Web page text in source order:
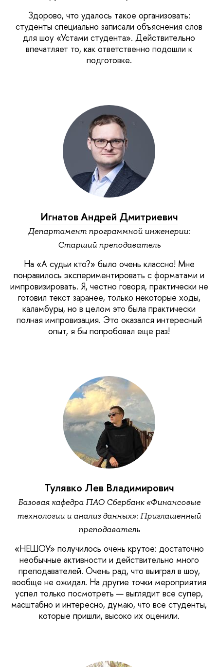
Здорово, что удалось такое организовать:
студенты специально записали объяснения слов
для шоу «Устами студента». Действительно
впечатляет то, как ответственно подошли к
подготовке.
Игнатов Андрей Дмитриевич
Департамент программной инженерии:
Старший преподаватель
На «А судьи кто?» было очень классно! Мне
понравилось экспериментировать с форматами и
импровизировать. Я, честно говоря, практически не
готовил текст заранее, только некоторые ходы,
каламбуры, но в целом это была практически
полная импровизация. Это оказался интересный
опыт, я бы попробовал еще раз!
Тулявко Лев Владимирович
Базовая кафедра ПАО Сбербанк «Финансовые
технологии и анализ данных»: Приглашенный
преподаватель
«НЕШОУ» получилось очень крутое: достаточно
необычные активности и действительно много
преподавателей. Очень рад, что выиграл в шоу,
вообще не ожидал. На другие точки мероприятия
успел только посмотреть — выглядит все супер,
масштабно и интересно, думаю, что все студенты,
которые пришли, высоко их оценили.